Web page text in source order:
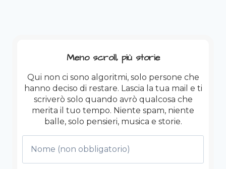
PASSANDO
FLOP
PIÙ
BELLI
DELLA
STORIA
Meno scroll, più storie
Qui non ci sono algoritmi, solo persone che
hanno deciso di restare. Lascia la tua mail e ti
scriverò solo quando avrò qualcosa che
merita il tuo tempo. Niente spam, niente
balle, solo pensieri, musica e storie.